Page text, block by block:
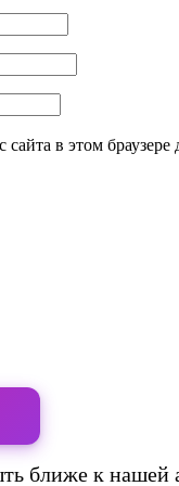
сайта в этом
ближе к нашей